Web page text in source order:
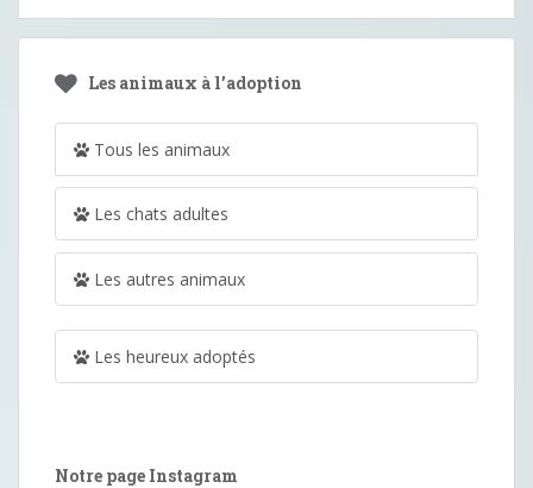
Les animaux à l’adoption
Tous les animaux
Les chats adultes
Les autres animaux
Les heureux adoptés
Notre page Instagram